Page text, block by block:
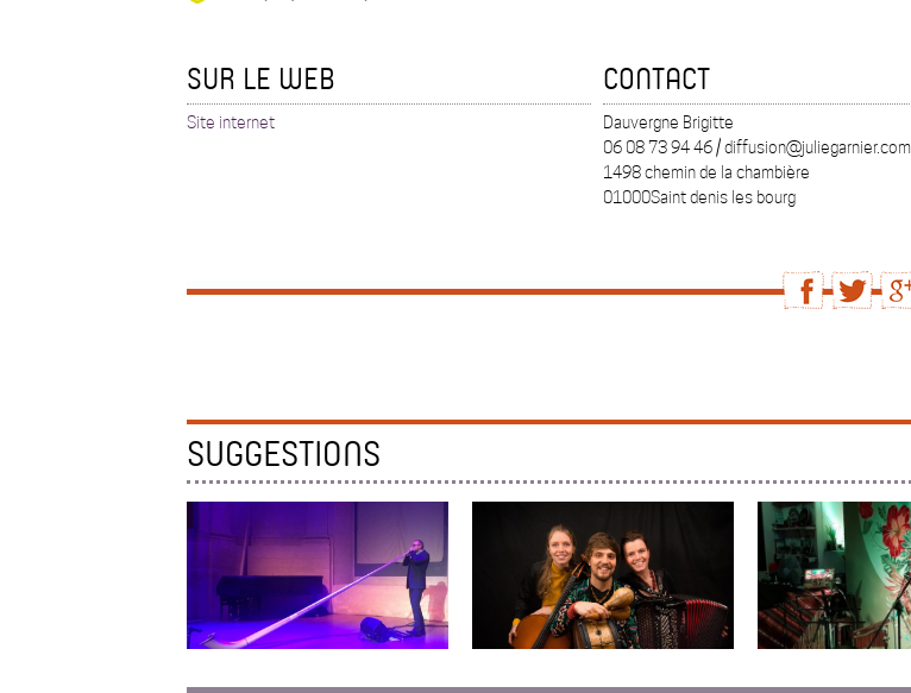
SUR LE WEB
Site internet
CONTACT
Dauvergne Brigitte
06 08 73 94 46 / diffusion@juliegarnier.com
1498 chemin de la chambière
01000Saint denis les bourg
SUGGESTIONS